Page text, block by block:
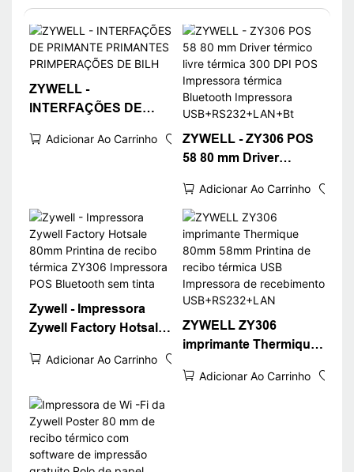
ZYWELL -
INTERFAÇÕES DE
PRIMANTES
Adicionar Ao Carrinho
ZYWELL - ZY306 POS
58 80 mm Driver
300 DPI POS
Impressora térmica
Bluetooth Impressora
USB+RS232+LAN+Bt
Adicionar Ao Carrinho
Zywell - Impressora
Zywell Factory Hotsale
recibo térmica ZY306
Bluetooth sem tinta
Adicionar Ao Carrinho
ZYWELL ZY306
imprimante Thermique
de recibo térmica USB
Adicionar Ao Carrinho